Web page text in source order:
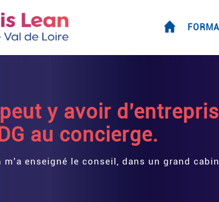
peut y avoir
au concierge.
m’a enseigné le conseil, dans un grand